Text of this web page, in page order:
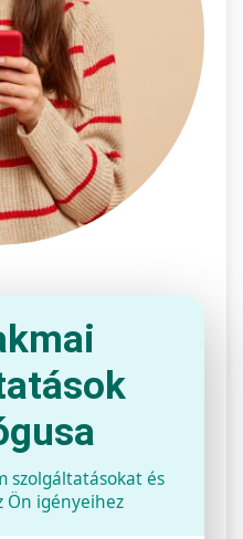
szolgáltatásokat és
Ön igényeihez